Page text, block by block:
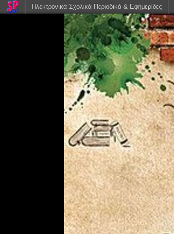
Ηλεκτρονικά Σχολικά Περιοδικά & Εφημερίδες